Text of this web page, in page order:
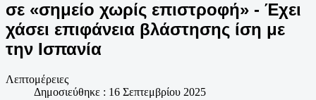
σε «σημείο χωρίς επιστροφή» - Έχει
χάσει επιφάνεια βλάστησης ίση με
την Ισπανία
Λεπτομέρειες
Δημοσιεύθηκε : 16 Σεπτεμβρίου 2025